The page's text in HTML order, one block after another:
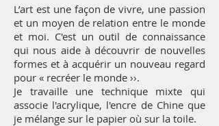
L’art est une façon de vivre, une passion
et un moyen de relation entre le monde
et moi. C'est un outil de connaissance
qui nous aide à découvrir de nouvelles
formes et à acquérir un nouveau regard
pour « recréer le monde ››.
Je travaille une technique mixte qui
associe l'acrylique, l'encre de Chine que
je mélange sur le papier où sur la toile.